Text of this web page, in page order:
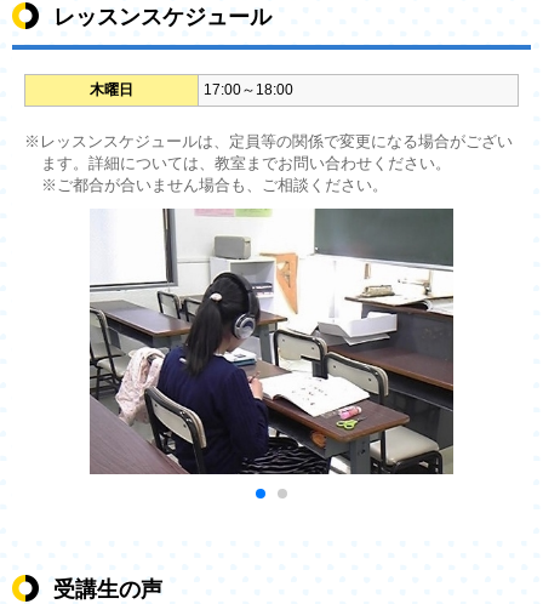
レッスンスケジュール
木曜日 17:00～18:00
※レッスンスケジュールは、定員等の関係で変更になる場合がござい
ます。詳細については、教室までお問い合わせください。
※ご都合が合いません場合も、ご相談ください。
受講生の声